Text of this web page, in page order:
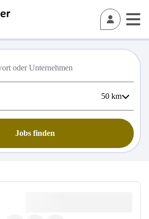
50 km
Jobs finden